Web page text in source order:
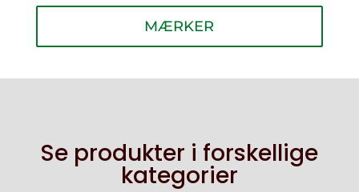
MÆRKER
Se produkter i forskellige
kategorier